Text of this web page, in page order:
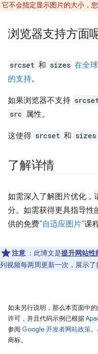
不会指定显示图片的大小，您
浏览器支持方面
srcset 和 sizes 在全
的支持。
如果浏览器不支持
src 属性。
这使得 srcset 和 sizes
了解详情
如需深入了解图片优化，
分。如需获得更具指导性
供的免费“自适应图片”课
注意 ：此博文是提升网站性
列视频每两周更新一次，展示了
如未另行说明，那么本页面中
许可，并且代码示例已根据
参阅 Google 开发者网站政策
商标。